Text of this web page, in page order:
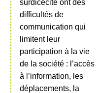
surdicécité ont des
difficultés de
communication qui
limitent leur
participation à la vie
de la société : l’accès
à l’information, les
déplacements, la